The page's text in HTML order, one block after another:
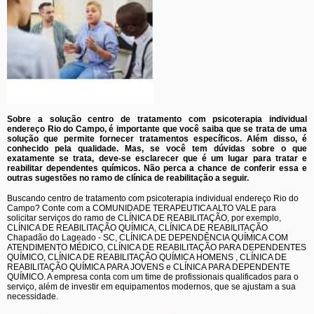
Sobre a solução centro de tratamento com psicoterapia individual
endereço Rio do Campo, é importante que você saiba que se trata de uma
solução que permite fornecer tratamentos específicos. Além disso, é
conhecido pela qualidade. Mas, se você tem dúvidas sobre o que
exatamente se trata, deve-se esclarecer que é um lugar para tratar e
reabilitar dependentes químicos. Não perca a chance de conferir essa e
outras sugestões no ramo de clínica de reabilitação a seguir.
Buscando centro de tratamento com psicoterapia individual endereço Rio do
Campo? Conte com a COMUNIDADE TERAPEUTICA ALTO VALE para
solicitar serviços do ramo de CLÍNICA DE REABILITAÇÃO, por exemplo,
CLÍNICA DE REABILITAÇÃO QUÍMICA, CLÍNICA DE REABILITAÇÃO
Chapadão do Lageado - SC, CLÍNICA DE DEPENDÊNCIA QUÍMICA COM
ATENDIMENTO MÉDICO, CLÍNICA DE REABILITAÇÃO PARA DEPENDENTES
QUÍMICO, CLÍNICA DE REABILITAÇÃO QUÍMICA HOMENS , CLÍNICA DE
REABILITAÇÃO QUÍMICA PARA JOVENS e CLÍNICA PARA DEPENDENTE
QUÍMICO. A empresa conta com um time de profissionais qualificados para o
serviço, além de investir em equipamentos modernos, que se ajustam a sua
necessidade.